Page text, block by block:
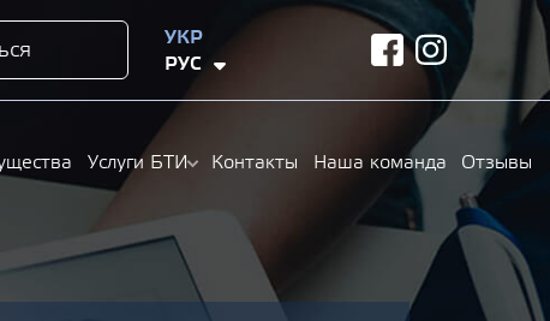
УКР
РУС
facebookinstagram
Услуги БТИ Контакты Наша команда Отзывы